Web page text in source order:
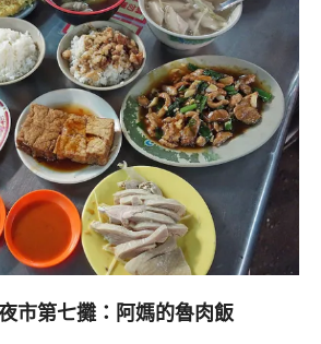
市第七攤：阿媽的魯肉飯